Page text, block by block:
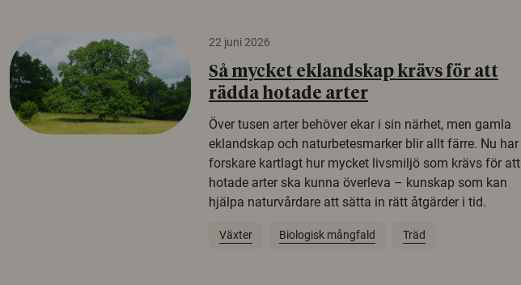
22 juni 2026
Så mycket eklandskap krävs för att
rädda hotade arter
Över tusen arter behöver ekar i sin närhet, men gamla
eklandskap och naturbetesmarker blir allt färre. Nu har
forskare kartlagt hur mycket livsmiljö som krävs för att
hotade arter ska kunna överleva – kunskap som kan
hjälpa naturvårdare att sätta in rätt åtgärder i tid.
Växter Biologisk mångfald Träd